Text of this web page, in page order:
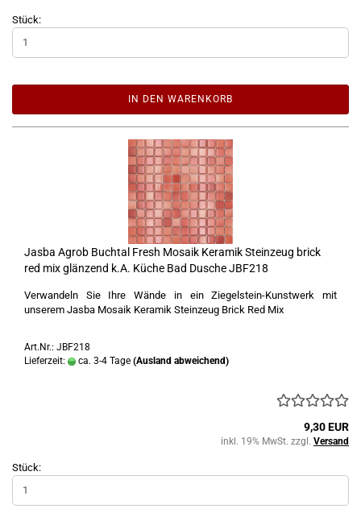
Stück:
IN DEN WARENKORB
Jasba Agrob Buchtal Fresh Mosaik Keramik Steinzeug brick
red mix glänzend k.A. Küche Bad Dusche JBF218
Verwandeln Sie Ihre Wände in ein Ziegelstein-Kunstwerk mit
unserem Jasba Mosaik Keramik Steinzeug Brick Red Mix
Art.Nr.: JBF218
Lieferzeit:
ca. 3-4 Tage (Ausland abweichend)
9,30 EUR
inkl. 19% MwSt. zzgl. Versand
Stück: